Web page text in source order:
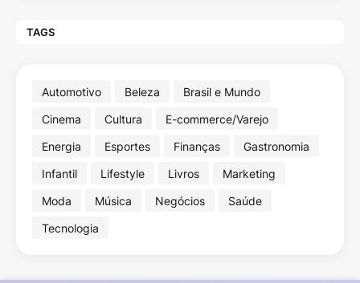
TAGS
Automotivo Beleza
Brasil e Mundo
Cinema
Cultura
E-commerce/Varejo
Energia
Esportes Finanças
Gastronomia
Infantil
Lifestyle Livros
Marketing
Moda
Música Negócios
Saúde
Tecnologia